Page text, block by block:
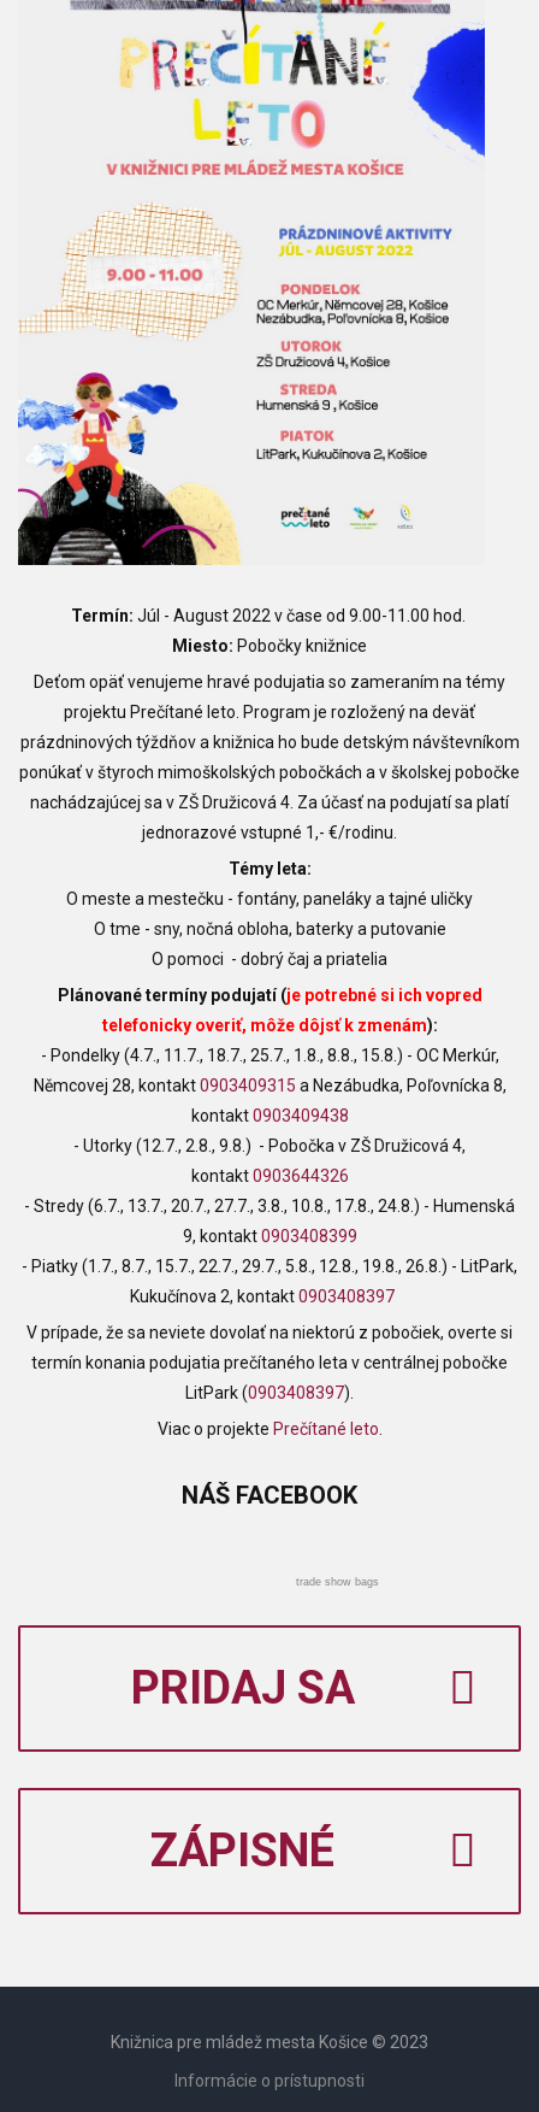
Termín: Júl - August 2022 v čase od 9.00-11.00 hod.
Miesto: Pobočky knižnice
Deťom opäť venujeme hravé podujatia so zameraním na témy
projektu Prečítané leto. Program je rozložený na deväť
prázdninových týždňov a knižnica ho bude detským návštevníkom
ponúkať v štyroch mimoškolských pobočkách a v školskej pobočke
nachádzajúcej sa v ZŠ Družicová 4. Za účasť na podujatí sa platí
jednorazové vstupné 1,- €/rodinu.
Témy leta:
O meste a mestečku - fontány, paneláky a tajné uličky
O tme - sny, nočná obloha, baterky a putovanie
O pomoci - dobrý čaj a priatelia
Plánované termíny podujatí (je potrebné si ich vopred
telefonicky overiť, môže dôjsť k zmenám):
- Pondelky (4.7., 11.7., 18.7., 25.7., 1.8., 8.8., 15.8.) - OC Merkúr,
Němcovej 28, kontakt0903409315 a Nezábudka, Poľovnícka 8,
kontakt0903409438
- Utorky (12.7., 2.8., 9.8.) - Pobočka v ZŠ Družicová 4,
kontakt0903644326
- Stredy (6.7., 13.7., 20.7., 27.7., 3.8., 10.8., 17.8., 24.8.) - Humenská
9, kontakt0903408399
- Piatky (1.7., 8.7., 15.7., 22.7., 29.7., 5.8., 12.8., 19.8., 26.8.) - LitPark,
Kukučínova 2, kontakt0903408397
V prípade, že sa neviete dovolať na niektorú z pobočiek, overte si
termín konania podujatia prečítaného leta v centrálnej pobočke
LitPark (0903408397).
Viac o projekte Prečítané leto
NÁŠ FACEBOOK
trade show bags
PRIDAJ SA
ZÁPISNÉ
Knižnica pre mládež mesta Košice © 2023
Informácie o prístupnosti